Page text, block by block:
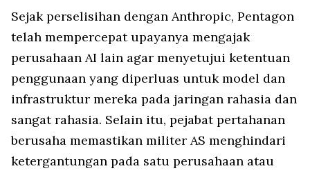
Sejak perselisihan dengan Anthropic, Pentagon
telah mempercepat upayanya mengajak
perusahaan AI lain agar menyetujui ketentuan
penggunaan yang diperluas untuk model dan
infrastruktur mereka pada jaringan rahasia dan
sangat rahasia. Selain itu, pejabat pertahanan
berusaha memastikan militer AS menghindari
ketergantungan pada satu perusahaan atau